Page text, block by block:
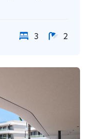
3 2